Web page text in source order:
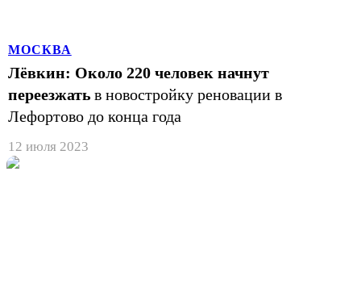
МОСКВА
Лёвкин: Около 220 человек начнут
переезжать в новостройку реновации в
Лефортово до конца года
12 июля 2023